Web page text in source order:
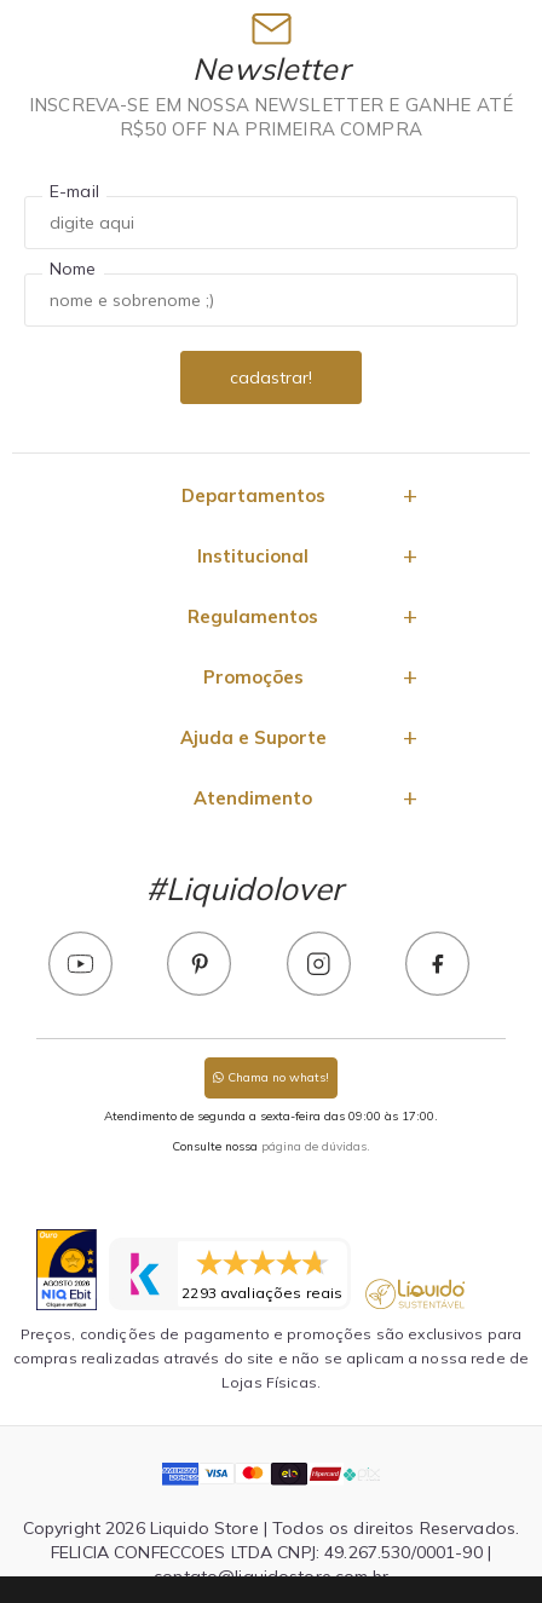
Newsletter
INSCREVA-SE EM NOSSA NEWSLETTER E GANHE ATÉ
R$50 OFF NA PRIMEIRA COMPRA
E-mail
Nome
Departamentos
Institucional
Regulamentos
Promoções
Ajuda e Suporte
Atendimento
#Liquidolover
Chama no whats!
Atendimento de segunda a sexta-feira das 09:00 às 17:00.
Consulte nossa página de dúvidas.
2293 avaliações reais
Preços, condições de pagamento e promoções são exclusivos para
compras realizadas através do site e não se aplicam a nossa rede de
Lojas Físicas.
Copyright 2026 Liquido Store | Todos os direitos Reservados.
FELICIA CONFECCOES LTDA CNPJ: 49.267.530/0001-90 |
contato@liquidostore.com.br